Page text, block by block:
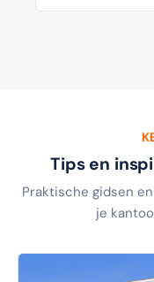
Tips en
Praktische gidsen
je